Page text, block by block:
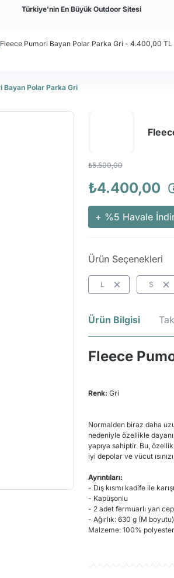
Türkiye'nin En Büyük Outdoor Sitesi
Bayan Polar Parka Gri
₺5.500,00
₺4.400,00
+ %5 Havale
Ürün Seçenekleri
L S
Ürün Bilgisi
Fleece
Renk: Gri
Normalden biraz daha
nedeniyle özellikle
yapıya sahiptir. Bu,
iyi depolar ve vücut
Ayrıntıları:
- Dış kısmı kadife ile
- Kapüşonlu
- 2 adet fermuarlı yan cep
- Ağırlık: 630 g (M
Malzeme: 100% polyester